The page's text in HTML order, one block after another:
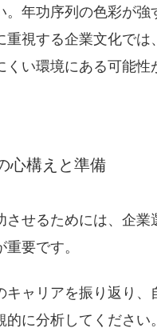
。年功序列の色彩が強
重視する企業文化では
くい環境にある可能性
心構えと準備
させるためには、企業
要です。
キャリアを振り返り、
的に分析してください